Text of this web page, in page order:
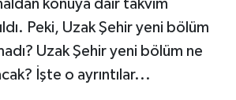
konuya dair takvim
Peki, Uzak Şehir yeni bölüm
Uzak Şehir yeni bölüm ne
İşte o ayrıntılar...